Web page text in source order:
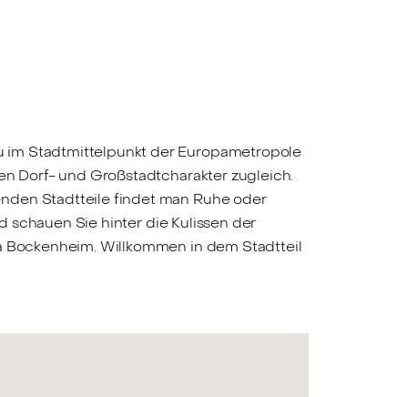
im Stadtmittelpunkt der Europametropole
Dorf- und Großstadtcharakter zugleich.
Stadtteile findet man Ruhe oder
schauen Sie hinter die Kulissen der
Willkommen in dem Stadtteil